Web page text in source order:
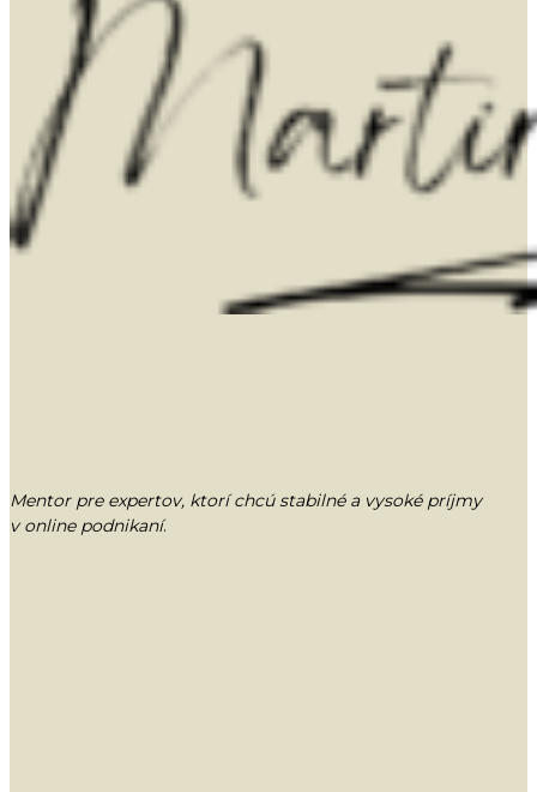
Mentor pre expertov, ktorí chcú stabilné a vysoké príjmy
v online podnikaní.